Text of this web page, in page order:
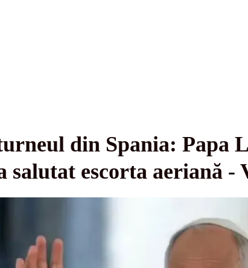
din Spania: Papa
salutat escorta aeriană -